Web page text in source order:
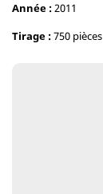
Année :2011
Tirage :750 pièces